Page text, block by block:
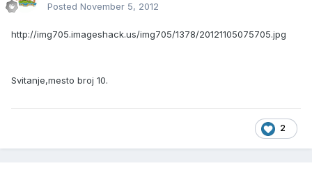
Posted November 5, 2012
http://img705.imageshack.us/img705/1378/20121105075705.jpg
Svitanje,mesto broj 10.
2